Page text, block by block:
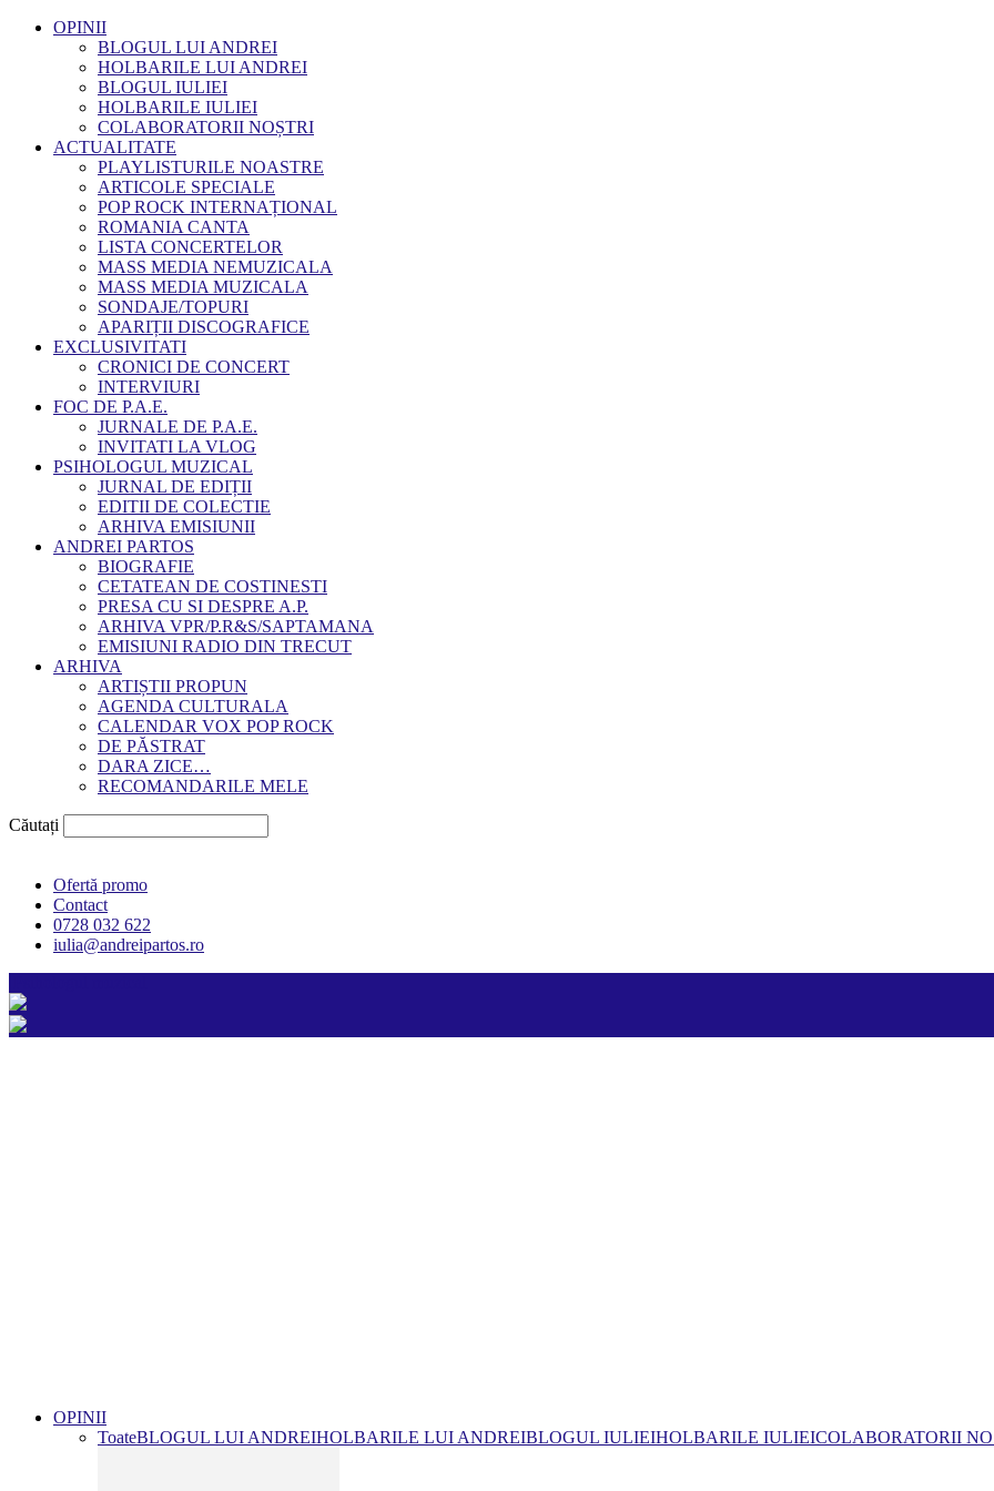
OPINII
BLOGUL LUI ANDREI
HOLBARILE LUI ANDREI
BLOGUL IULIEI
HOLBARILE IULIEI
COLABORATORII NOȘTRI
ACTUALITATE
PLAYLISTURILE NOASTRE
ARTICOLE SPECIALE
POP ROCK INTERNAȚIONAL
ROMANIA CANTA
LISTA CONCERTELOR
MASS MEDIA NEMUZICALA
MASS MEDIA MUZICALA
SONDAJE/TOPURI
APARIȚII DISCOGRAFICE
EXCLUSIVITATI
CRONICI DE CONCERT
INTERVIURI
FOC DE P.A.E.
JURNALE DE P.A.E.
INVITATI LA VLOG
PSIHOLOGUL MUZICAL
JURNAL DE EDIȚII
EDITII DE COLECTIE
ARHIVA EMISIUNII
ANDREI PARTOS
BIOGRAFIE
CETATEAN DE COSTINESTI
PRESA CU SI DESPRE A.P.
ARHIVA VPR/P.R&S/SAPTAMANA
EMISIUNI RADIO DIN TRECUT
ARHIVA
ARTIȘTII PROPUN
AGENDA CULTURALA
CALENDAR VOX POP ROCK
DE PĂSTRAT
DARA ZICE…
RECOMANDARILE MELE
Căutați
Ofertă promo
Contact
0728 032 622
iulia@andreipartos.ro
OPINII
ToateBLOGUL LUI ANDREIHOLBARILE LUI ANDREIBLOGUL IULIEIHOLBARILE IULIEICOLABORATORII